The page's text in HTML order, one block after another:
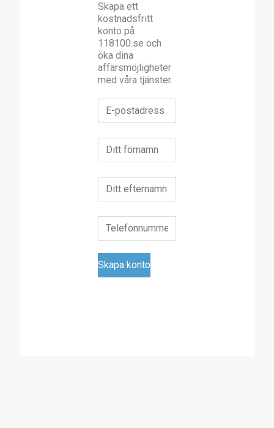
Skapa ett
kostnadsfritt
konto på
118100.se och
öka dina
affärsmöjligheter
med våra tjänster.